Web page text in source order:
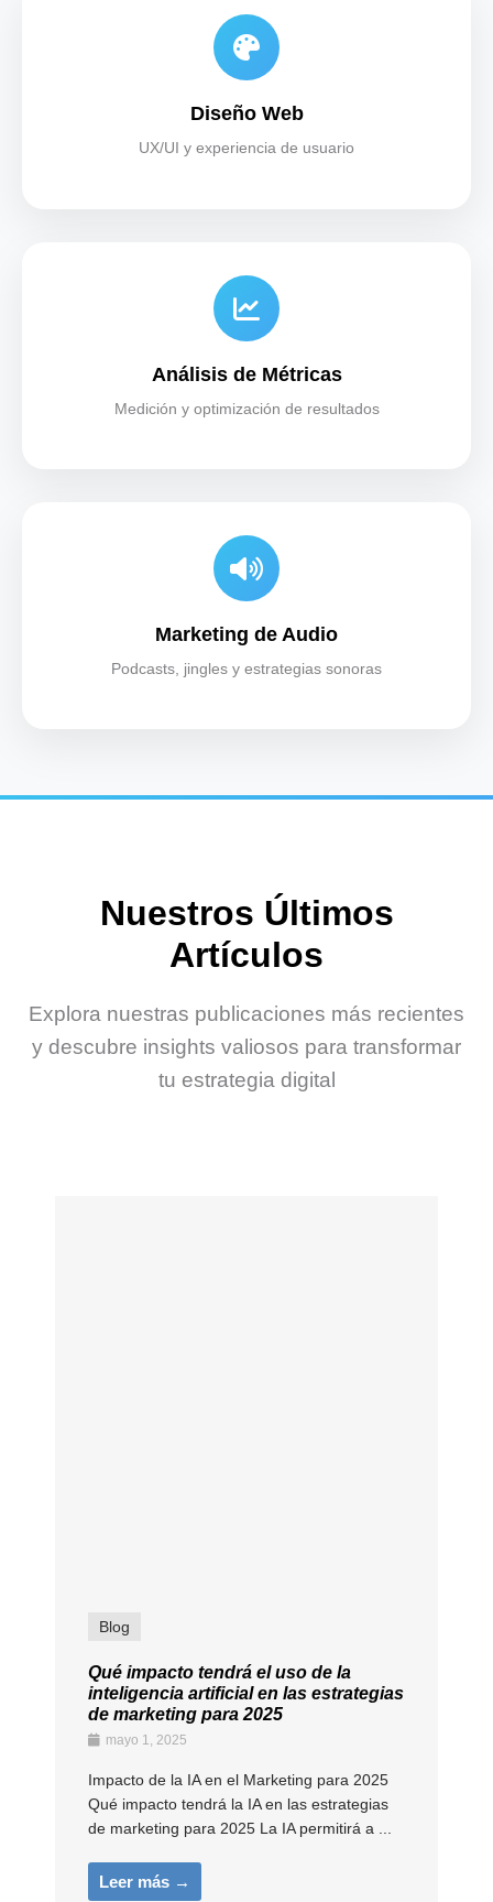
Diseño Web
UX/UI y experiencia de usuario
Análisis de Métricas
Medición y optimización de resultados
Marketing de Audio
Podcasts, jingles y estrategias sonoras
Nuestros Últimos
Artículos
Explora nuestras publicaciones más recientes
y descubre insights valiosos para transformar
tu estrategia digital
Blog
Qué impacto tendrá el uso de la
inteligencia artificial en las estrategias
de marketing para 2025
mayo 1, 2025
Impacto de la IA en el Marketing para 2025
Qué impacto tendrá la IA en las estrategias
de marketing para 2025 La IA permitirá a ...
Leer más →